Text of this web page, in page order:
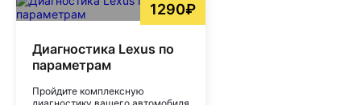
1290₽
Диагностика Lexus по
параметрам
Пройдите комплексную